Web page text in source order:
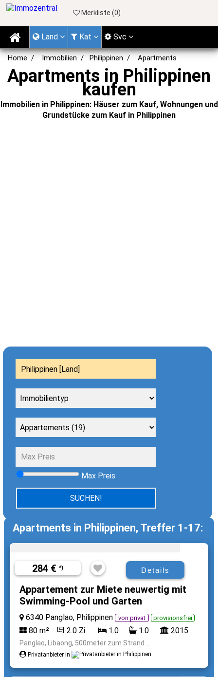
Home Immobilien Philippinen Apartments
Apartments in Philippinen
kaufen
Immobilien in Philippinen: Häuser zum Kauf, Wohnungen und
Grundstücke zum Kauf in Philippinen
Max Preis
Merkliste (0)
Land Kat Svc
Apartments in Philippinen, Treffer 1-17:
284 € *) Details
Appartement zur Miete neuwertig mit
Swimming-Pool und Garten
6340 Panglao, Philippinen von privat provisionsfrei
80 m² 2.0 Zi 1.0 1.0 2015
Panglao, Libaong, 500meter zum Strand ...
Privatanbieter in